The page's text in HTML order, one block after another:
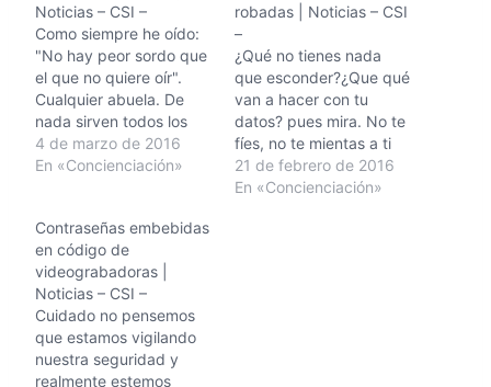
Noticias – CSI –
Como siempre he oído:
"No hay peor sordo que
el que no quiere oír".
Cualquier abuela. De
nada sirven todos los
tutoriales, cursos de
formación, personas con
que si sabes que estás
mal, pero no haces
nada, no te quejes con
los resultados.
Siempre…
4 de marzo de 2016
En «Concienciación»
robadas | Noticias – CSI
–
¿Qué no tienes nada
que esconder?¿Que qué
van a hacer con tu
datos? pues mira. No te
fíes, no te mientas a ti
mismo, actúa y
protégete. Tu
21 de febrero de 2016
En «Concienciación»
Contraseñas embebidas
en código de
videograbadoras |
Noticias – CSI –
Cuidado no pensemos
que estamos vigilando
nuestra seguridad y
realmente estemos